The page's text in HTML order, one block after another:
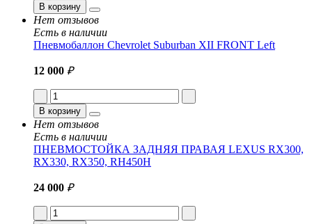
В корзину
Нет отзывов
Есть в наличии
Пневмобаллон Chevrolet Suburban XII FRONT Left
12 000 ₽
В корзину
Нет отзывов
Есть в наличии
ПНЕВМОСТОЙКА ЗАДНЯЯ ПРАВАЯ LEXUS RX300,
RX330, RX350, RH450H
24 000 ₽